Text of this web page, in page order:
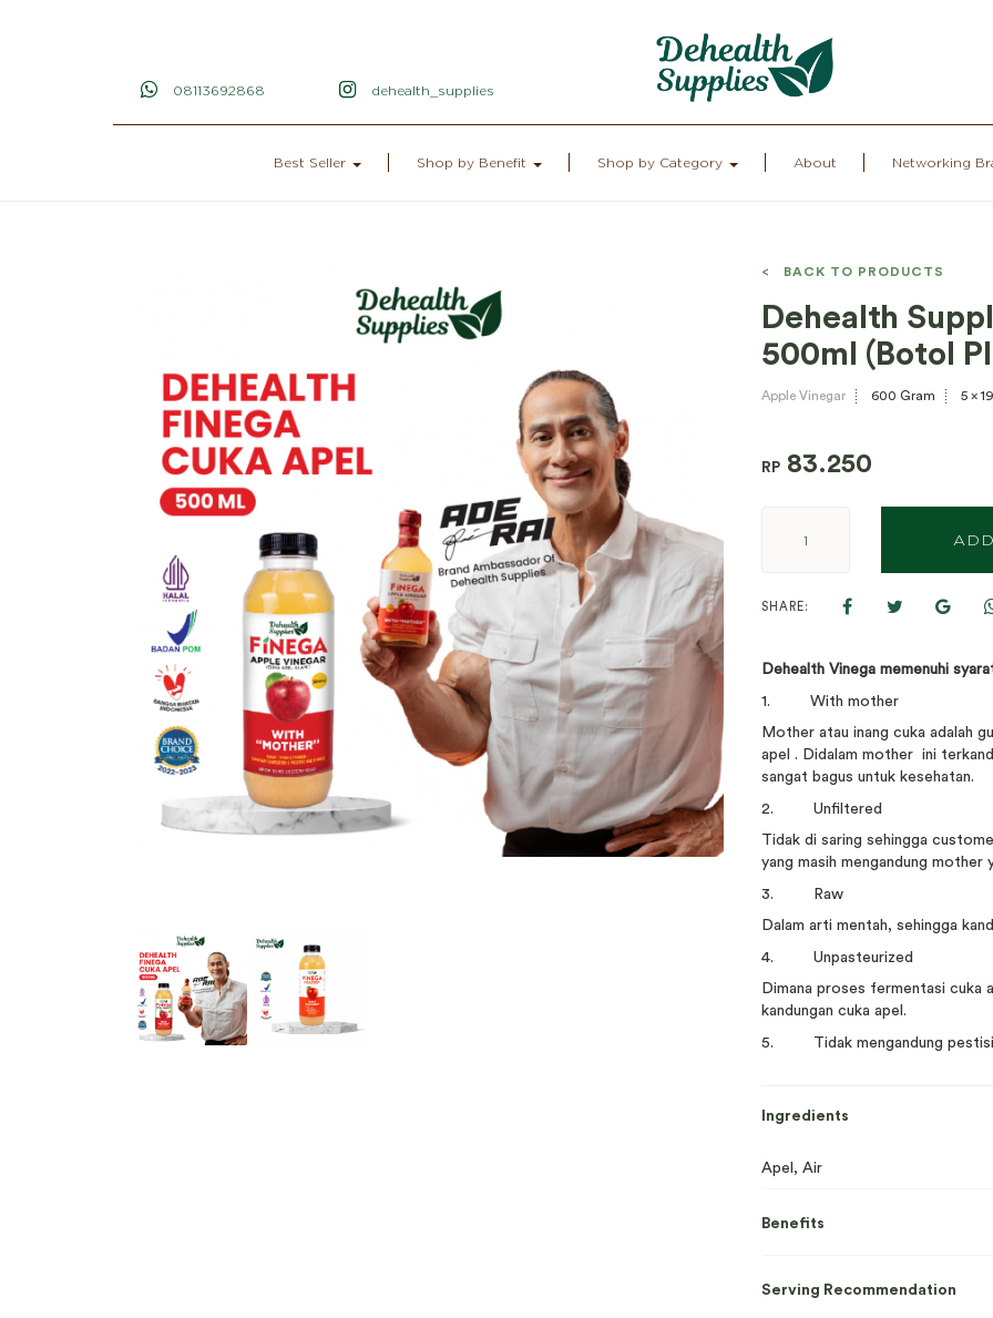
08113692868 dehealth_supplies
Best Seller Shop by Benefit Shop by Category About Networking
< BACK TO PRODUCTS
Dehealth
500ml (Botol
Apple Vinegar 600 Gram 5 x
RP 83.250
SHARE:
Dehealth Vinega memenuhi
1. With mother
Mother atau inang cuka adalah
apel . Didalam mother ini
sangat bagus untuk kesehatan.
2. Unfiltered
Tidak di saring sehingga
yang masih mengandung mother
3. Raw
Dalam arti mentah, sehingga
4. Unpasteurized
Dimana proses fermentasi cuka
kandungan cuka apel.
5. Tidak mengandung
Ingredients
Apel, Air
Benefits
Serving Recommendation